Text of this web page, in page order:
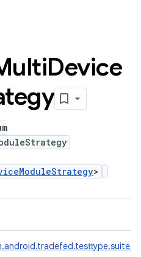
Device
>